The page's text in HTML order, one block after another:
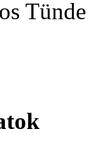
Tünde